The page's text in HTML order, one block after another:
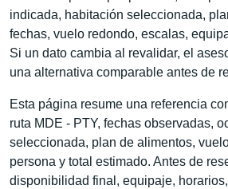
indicada, habitación seleccionada,
fechas, vuelo redondo, escalas,
Si un dato cambia al revalidar, el
una alternativa comparable antes de
Esta página resume una referencia
ruta MDE - PTY, fechas observadas,
seleccionada, plan de alimentos,
persona y total estimado. Antes de
disponibilidad final, equipaje,